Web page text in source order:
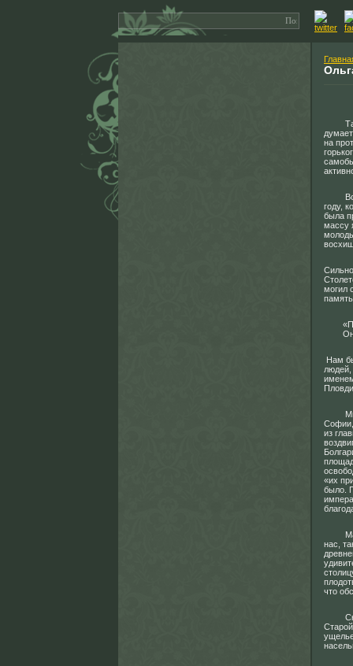
на
году,
была
массу
могил
«Под
Они
Нам
людей,
Софии,
из
«их
было.
нас,
что